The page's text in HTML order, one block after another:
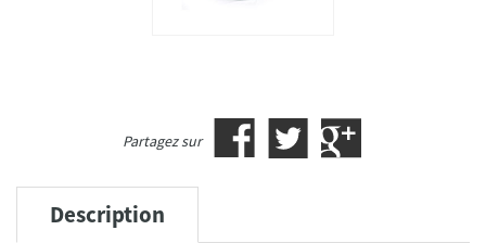
Partagez sur
Description